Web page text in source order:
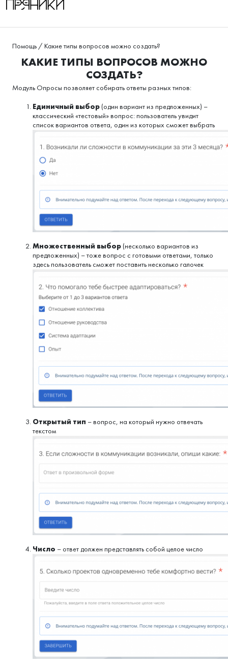
Помощь / Какие типы вопросов можно создать?
КАКИЕ ТИПЫ ВОПРОСОВ МОЖНО
СОЗДАТЬ?
Модуль Опросы позволяет собирать ответы разных типов:
Единичный выбор (один вариант из предложенных) –
классический «тестовый» вопрос: пользователь увидит
список вариантов ответа, один из которых сможет выбрать
Множественный выбор (несколько вариантов из
предложенных) – тоже вопрос с готовыми ответами, только
здесь пользователь сможет поставить несколько галочек
Открытый тип – вопрос, на который нужно отвечать
текстом
Число – ответ должен представлять собой целое число